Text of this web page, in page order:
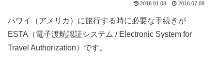
2018.01.08 2016.07.08
ハワイ（アメリカ）に旅行する時に必要な手続きが
ESTA（電子渡航認証システム / Electronic System for
Travel Authorization）です。